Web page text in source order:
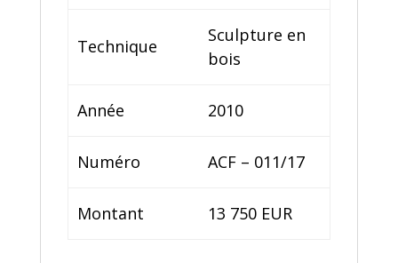
Technique
Sculpture en
bois
Année 2010
Numéro ACF – 011/17
Montant 13 750 EUR